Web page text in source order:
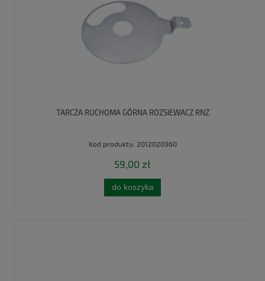
TARCZA RUCHOMA GÓRNA ROZSIEWACZ RNZ
Kod produktu: 2012020360
59,00 zł
do koszyka